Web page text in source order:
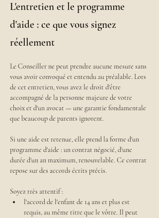
L'entretien et le programme
d'aide : ce que vous signez
réellement
Le Conseiller ne peut prendre aucune mesure sans
vous avoir convoqué et entendu au préalable. Lors
de cet entretien, vous avez le droit d'être
accompagné de la personne majeure de votre
choix et d'un avocat — une garantie fondamentale
que beaucoup de parents ignorent.
Si une aide est retenue, elle prend la forme d'un
programme d'aide : un contrat négocié, d'une
durée d'un an maximum, renouvelable. Ce contrat
repose sur des accords écrits précis.
Soyez très attentif :
l'accord de l'enfant de 14 ans et plus est
requis, au même titre que le vôtre. Il peut